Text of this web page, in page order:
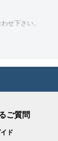
せ下さい。
ご質問
ド